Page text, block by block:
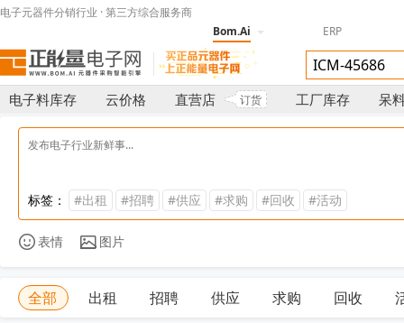
电子元器件分销行业 · 第三方综合服务商
Bom.Ai
ERP
电子料库存 云价格 直营店 订货 工厂库存 呆
标签： #出租 #招聘 #供应 #求购 #回收 #活动
表情 图片
全部 出租 招聘 供应 求购 回收